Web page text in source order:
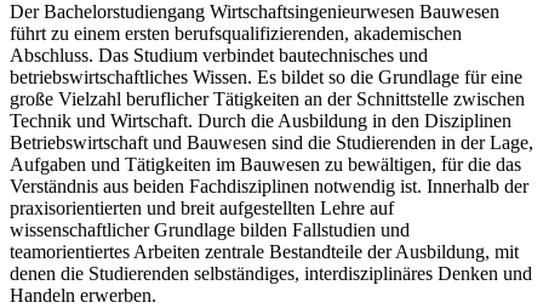
Der Bachelorstudiengang Wirtschaftsingenieurwesen Bauwesen
führt zu einem ersten berufsqualifizierenden, akademischen
Abschluss. Das Studium verbindet bautechnisches und
betriebswirtschaftliches Wissen. Es bildet so die Grundlage für eine
große Vielzahl beruflicher Tätigkeiten an der Schnittstelle zwischen
Technik und Wirtschaft. Durch die Ausbildung in den Disziplinen
Betriebswirtschaft und Bauwesen sind die Studierenden in der Lage,
Aufgaben und Tätigkeiten im Bauwesen zu bewältigen, für die das
Verständnis aus beiden Fachdisziplinen notwendig ist. Innerhalb der
praxisorientierten und breit aufgestellten Lehre auf
wissenschaftlicher Grundlage bilden Fallstudien und
teamorientiertes Arbeiten zentrale Bestandteile der Ausbildung, mit
denen die Studierenden selbständiges, interdisziplinäres Denken und
Handeln erwerben.